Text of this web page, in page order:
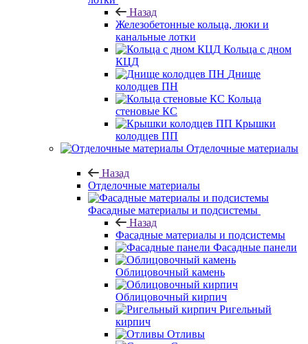
Назад
Железобетонные кольца, люки и
канальные лотки
Кольца с дном
КЦД
Днище
колодцев ПН
Кольца
стеновые КС
Крышки
колодцев ПП
Отделочные материалы
Назад
Отделочные материалы
Фасадные материалы и подсистемы
Назад
Фасадные материалы и подсистемы
Фасадные панели
Облицовочный камень
Облицовочный кирпич
Ригельный
кирпич
Отливы